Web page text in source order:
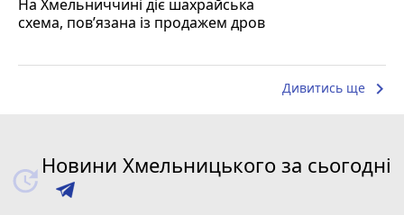
На Хмельниччині діє шахрайська
схема, пов’язана із продажем дров
Дивитись ще keyboard_arrow_right
Новини Хмельницького за сьогодні